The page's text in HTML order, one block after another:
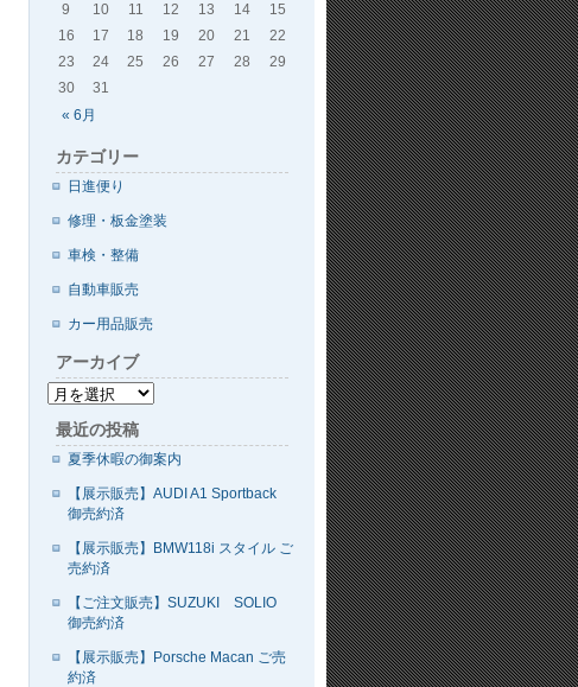
« 6月
9
10 11 12 13 14
15
16
17 18 19 20 21
22
23
24 25 26 27 28
29
30
31
カテゴリー
日進便り
修理・板金塗装
車検・整備
自動車販売
カー用品販売
アーカイブ
最近の投稿
夏季休暇の御案内
【展示販売】AUDI A1 Sportback
御売約済
【展示販売】BMW118i スタイル ご
売約済
【ご注文販売】SUZUKI SOLIO
御売約済
【展示販売】Porsche Macan ご売
約済